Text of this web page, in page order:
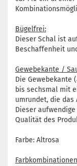
Bügelfrei:
Dieser Schal ist
Beschaffenheit
Gewebekante /
Die Gewebekante
bis sechsmal mit
umrundet, die
Dieser
Qualität des
Farbe: Altrosa
Farbkombinationen